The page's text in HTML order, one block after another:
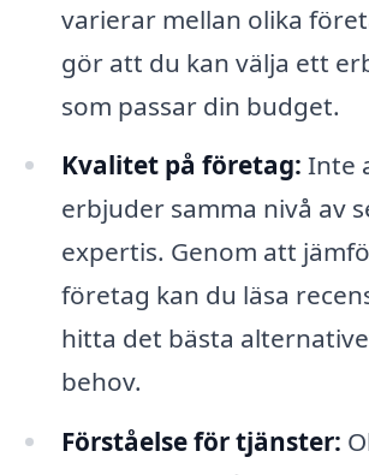
varierar mellan olika
gör att du kan välja ett
som passar din budget.
Kvalitet på företag: Inte
erbjuder samma nivå av
expertis. Genom att
företag kan du läsa
hitta det bästa
behov.
Förståelse för tjänster: